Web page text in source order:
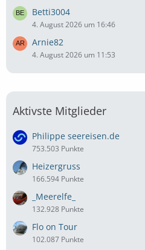
Betti3004
4. August 2026 um 16:46
Arnie82
4. August 2026 um 11:53
Aktivste Mitglieder
Philippe seereisen.de
753.503 Punkte
Heizergruss
166.594 Punkte
_Meerelfe_
132.928 Punkte
Flo on Tour
102.087 Punkte